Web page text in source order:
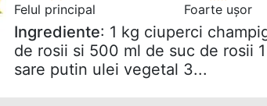
Felul principal Foarte ușor
Ingrediente: 1 kg ciuperci
de rosii si 500 ml de suc de rosii
sare putin ulei vegetal 3...